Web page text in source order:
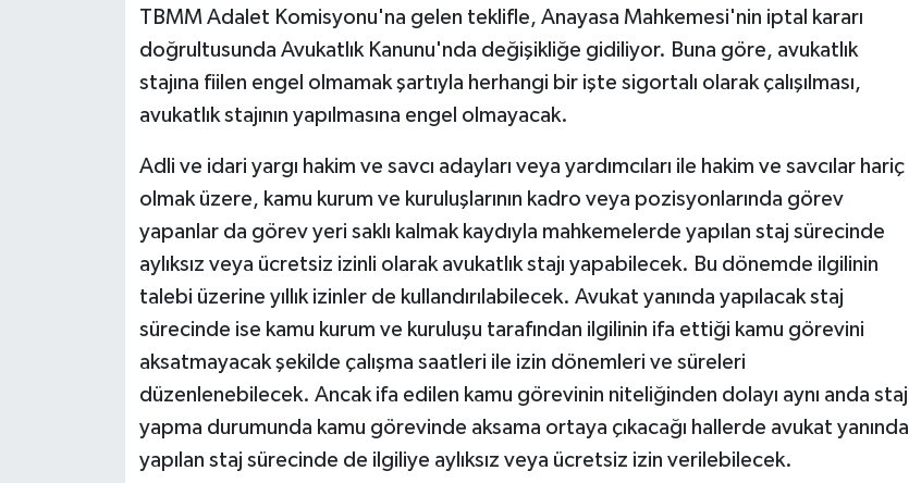
TBMM Adalet Komisyonu'na gelen teklifle, Anayasa Mahkemesi'nin iptal kararı
doğrultusunda Avukatlık Kanunu'nda değişikliğe gidiliyor. Buna göre, avukatlık
stajına fiilen engel olmamak şartıyla herhangi bir işte sigortalı olarak çalışılması,
avukatlık stajının yapılmasına engel olmayacak.
Adli ve idari yargı hakim ve savcı adayları veya yardımcıları ile hakim ve savcılar hariç
olmak üzere, kamu kurum ve kuruluşlarının kadro veya pozisyonlarında görev
yapanlar da görev yeri saklı kalmak kaydıyla mahkemelerde yapılan staj sürecinde
aylıksız veya ücretsiz izinli olarak avukatlık stajı yapabilecek. Bu dönemde ilgilinin
talebi üzerine yıllık izinler de kullandırılabilecek. Avukat yanında yapılacak staj
sürecinde ise kamu kurum ve kuruluşu tarafından ilgilinin ifa ettiği kamu görevini
aksatmayacak şekilde çalışma saatleri ile izin dönemleri ve süreleri
düzenlenebilecek. Ancak ifa edilen kamu görevinin niteliğinden dolayı aynı anda staj
yapma durumunda kamu görevinde aksama ortaya çıkacağı hallerde avukat yanında
yapılan staj sürecinde de ilgiliye aylıksız veya ücretsiz izin verilebilecek.